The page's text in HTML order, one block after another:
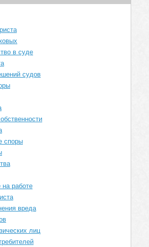
в суде
судов
споры
работе
вреда
лиц